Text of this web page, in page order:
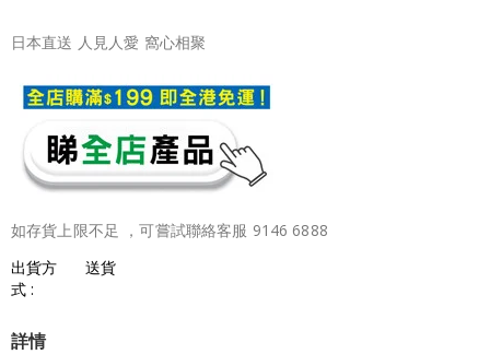
日本直送 人見人愛 窩心相聚
如存貨上限不足 ，可嘗試聯絡客服 9146 6888
出貨方
式 :
送貨
詳情